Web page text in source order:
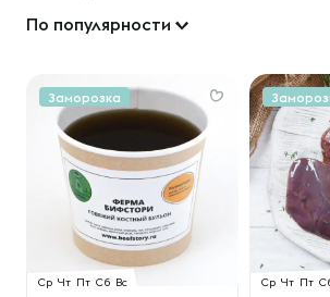
По популярности
Заморозка
Ср Чт Пт Сб Вс Ср Чт Пт